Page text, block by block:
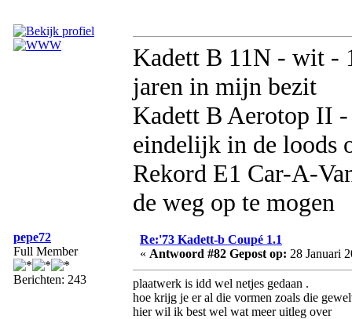
Kadett B 11N - wit -
jaren in mijn bezit
Kadett B Aerotop II
eindelijk in de loods
Rekord E1 Car-A-
de weg op te mogen
pepe72
Full Member
Berichten: 243
Re:'73 Kadett-b Coupé 1.1
« Antwoord #82 Gepost op: 28 Januari
plaatwerk is idd wel netjes gedaan .
hoe krijg je er al die vormen zoals die
hier wil ik best wel wat meer uitleg over